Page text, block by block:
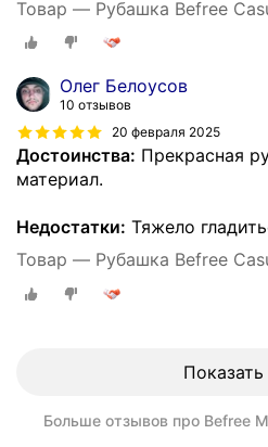
Товар — Рубашка Befree
Олег Белоусов
10 отзывов
20 февраля 2025
Достоинства: Прекрасная
материал.
Недостатки: Тяжело
Товар — Рубашка Befree
Больше отзывов про Befree